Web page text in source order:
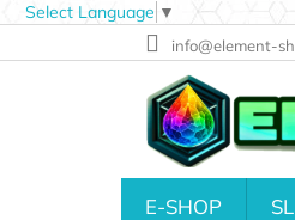
Select Language ▼
na
info@element-
E-SHOP